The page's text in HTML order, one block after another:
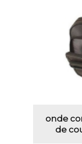
onde
de